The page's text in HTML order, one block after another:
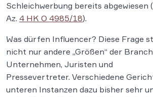
Schleichwerbung bereits abgewiesen
Az. 4 HK O 4985/18).
Was dürfen Influencer? Diese Frage
nicht nur andere „Größen“ der
Unternehmen, Juristen und
Pressevertreter. Verschiedene
unteren Instanzen dazu bisher sehr